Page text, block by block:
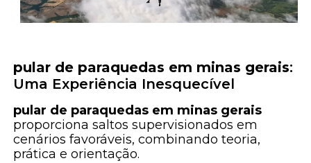
pular de paraquedas em minas gerais:
Uma Experiência Inesquecível
pular de paraquedas em minas gerais
proporciona saltos supervisionados em
cenários favoráveis, combinando teoria,
prática e orientação.